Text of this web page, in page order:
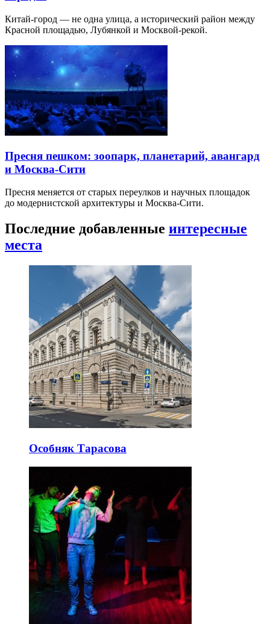
Китай-город — не одна улица, а исторический район между
Красной площадью, Лубянкой и Москвой-рекой.
Пресня пешком: зоопарк, планетарий, авангард
и Москва-Сити
Пресня меняется от старых переулков и научных площадок
до модернистской архитектуры и Москва-Сити.
Последние добавленные интересные
места
Особняк Тарасова